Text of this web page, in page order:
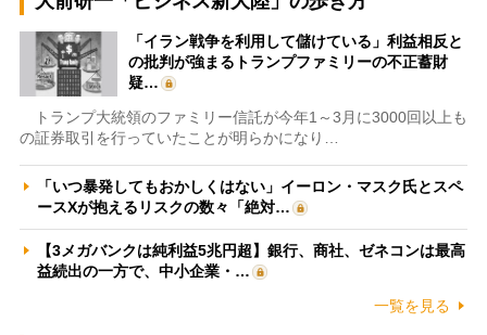
「イラン戦争を利用して儲けている」利益相反と
の批判が強まるトランプファミリーの不正蓄財
疑…
トランプ大統領のファミリー信託が今年1～3月に3000回以上も
の証券取引を行っていたことが明らかになり…
「いつ暴発してもおかしくはない」イーロン・マスク氏とスペ
ースXが抱えるリスクの数々「絶対…
【3メガバンクは純利益5兆円超】銀行、商社、ゼネコンは最高
益続出の一方で、中小企業・…
一覧を見る